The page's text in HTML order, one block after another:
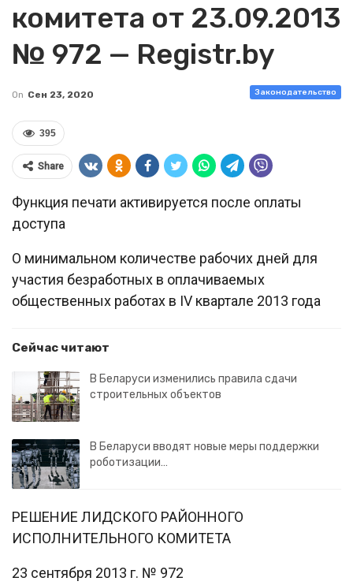
комитета от 23.09.2013
№ 972 — Registr.by
Законодательство
On Сен 23, 2020
395
Share
Функция печати активируется после оплаты
доступа
О минимальном количестве рабочих дней для
участия безработных в оплачиваемых
общественных работах в IV квартале 2013 года
Сейчас читают
В Беларуси изменились правила сдачи
строительных объектов
В Беларуси вводят новые меры поддержки
роботизации…
РЕШЕНИЕ ЛИДСКОГО РАЙОННОГО
ИСПОЛНИТЕЛЬНОГО КОМИТЕТА
23 сентября 2013 г. № 972